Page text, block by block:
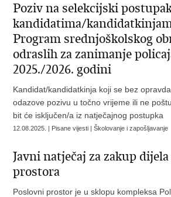
Poziv na selekcijski
kandidatima/
Program srednjoškolskog
odraslih za zanimanje
2025./2026. godini
Kandidat/kandidatkinja koji se bez
odazove pozivu u točno vrijeme ili ne
bit će isključen/a iz natječajnog postupka
12.08.2025. | Pisane vijesti | Školovanje i zapošljavanje
Javni natječaj za zakup
prostora
Poslovni prostor je u sklopu kompleksa